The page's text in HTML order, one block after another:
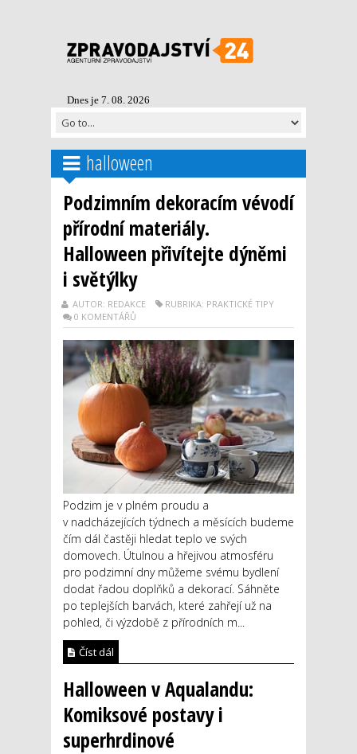
Dnes je 7. 08. 2026
halloween
Podzimním dekoracím vévodí
přírodní materiály.
Halloween přivítejte dýněmi
i světýlky
AUTOR: REDAKCE
RUBRIKA: PRAKTICKÉ TIPY
0 KOMENTÁŘŮ
Podzim je v plném proudu a
v nadcházejících týdnech a měsících budeme
čím dál častěji hledat teplo ve svých
domovech. Útulnou a hřejivou atmosféru
pro podzimní dny můžeme svému bydlení
dodat řadou doplňků a dekorací. Sáhněte
po teplejších barvách, které zahřejí už na
pohled, či výzdobě z přírodních m...
Číst dál
Halloween v Aqualandu:
Komiksové postavy i
superhrdinové